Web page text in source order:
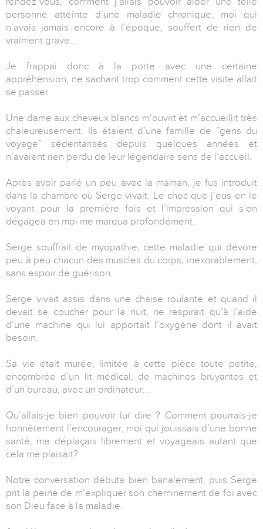
personne atteinte d’une maladie chronique, moi qui
n’avais jamais encore à l’époque, souffert de rien de
vraiment grave…
Je frappai donc à la porte avec une certaine
appréhension, ne sachant trop comment cette visite allait
se passer.
Une dame aux cheveux blancs m’ouvrit et m’accueillit très
chaleureusement. Ils étaient d’une famille de “gens du
voyage” sédentarisés depuis quelques années et
n’avaient rien perdu de leur légendaire sens de l’accueil.
Après avoir parlé un peu avec la maman, je fus introduit
dans la chambre où Serge vivait. Le choc que j’eus en le
voyant pour la première fois et l’impression qui s’en
dégagea en moi me marqua profondément.
Serge souffrait de myopathie, cette maladie qui dévore
peu à peu chacun des muscles du corps, inexorablement,
sans espoir de guérison.
Serge vivait assis dans une chaise roulante et quand il
devait se coucher pour la nuit, ne respirait qu’à l’aide
d’une machine qui lui apportait l’oxygène dont il avait
besoin.
Sa vie était murée, limitée à cette pièce toute petite,
encombrée d’un lit médical, de machines bruyantes et
d’un bureau, avec un ordinateur…
Qu’allais-je bien pouvoir lui dire ? Comment pourrais-je
honnêtement l’encourager, moi qui jouissais d’une bonne
santé, me déplaçais librement et voyageais autant que
cela me plaisait?
Notre conversation débuta bien banalement, puis Serge
prit la peine de m’expliquer son cheminement de foi avec
son Dieu face à la maladie.